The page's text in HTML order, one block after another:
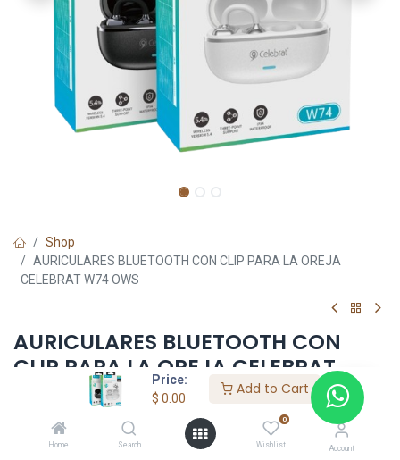
Price:
$ 0.00
Add to Cart
Home Search
0
Wishlist Account
Shop
AURICULARES BLUETOOTH CON CLIP PARA LA OREJA
CELEBRAT W74 OWS
AURICULARES BLUETOOTH CON
CLIP PARA LA OREJA CELEBRAT
W74 OWS
0.00